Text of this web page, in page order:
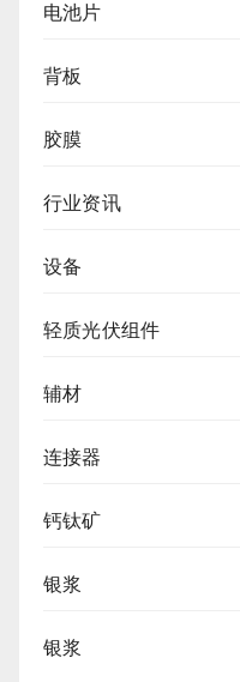
电池片
背板
胶膜
行业资讯
设备
轻质光伏组件
辅材
连接器
钙钛矿
银浆
银浆